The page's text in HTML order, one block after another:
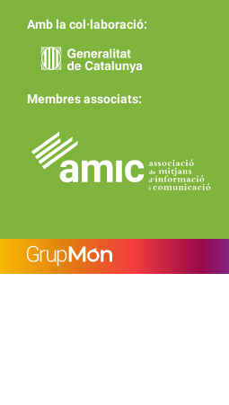
Amb la col·laboració:
Membres associats: